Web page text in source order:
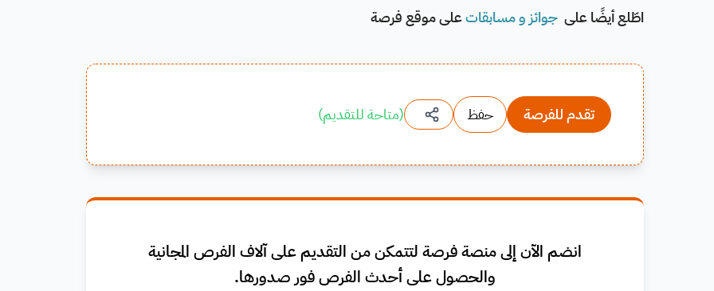
اطّلع أيضًا على جوائز و مسابقاتعلى موقع فرصة
تقدم للفرصة حفظ (متاحة للتقديم)
انضم الآن إلى منصة فرصة لتتمكن من التقديم على آلاف الفرص المجانية
والحصول على أحدث الفرص فور صدورها.